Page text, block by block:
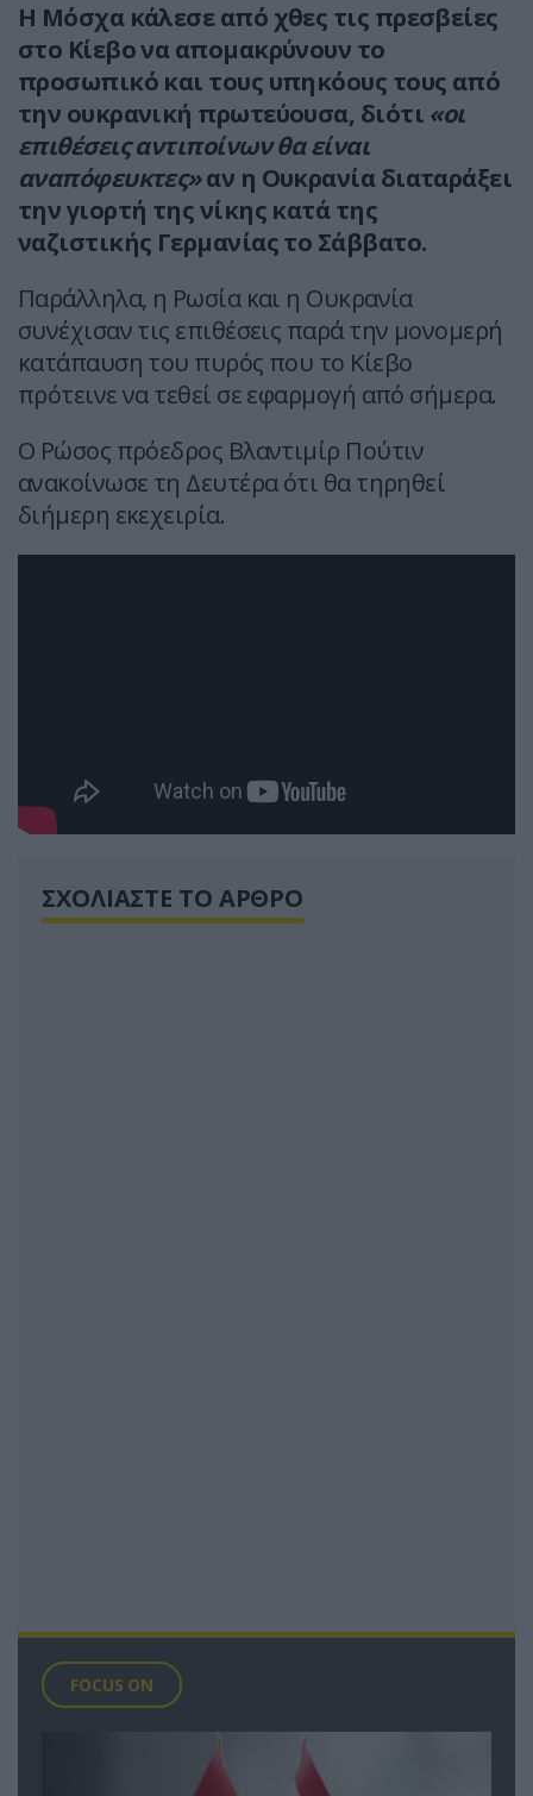
Η Μόσχα κάλεσε από χθες τις πρεσβείες
στο Κίεβο να απομακρύνουν το
προσωπικό και τους υπηκόους τους από
την ουκρανική πρωτεύουσα, διότι«οι
επιθέσεις αντιποίνων θα είναι
αναπόφευκτες»αν η Ουκρανία διαταράξει
την γιορτή της νίκης κατά της
ναζιστικής Γερμανίας το Σάββατο.
Παράλληλα, η Ρωσία και η Ουκρανία
συνέχισαν τις επιθέσεις παρά την μονομερή
κατάπαυση του πυρός που το Κίεβο
πρότεινε να τεθεί σε εφαρμογή από σήμερα.
Ο Ρώσος πρόεδρος Βλαντιμίρ Πούτιν
ανακοίνωσε τη Δευτέρα ότι θα τηρηθεί
διήμερη εκεχειρία.
ΣΧΟΛΙΑΣΤΕ ΤΟ ΑΡΘΡΟ
FOCUS ON